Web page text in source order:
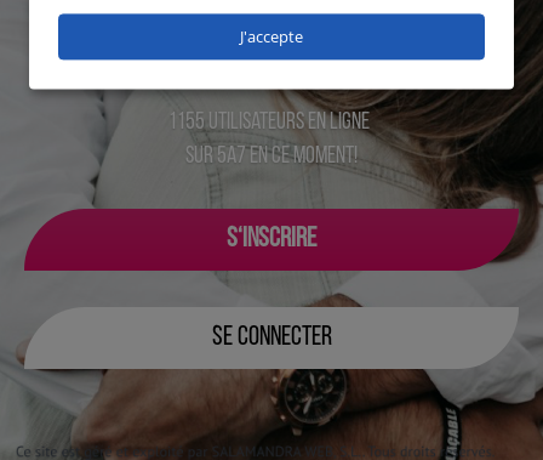
1155 utilisateurs en ligne
sur 5a7 en ce moment!
S‘INSCRIRE
SE CONNECTER
J'accepte